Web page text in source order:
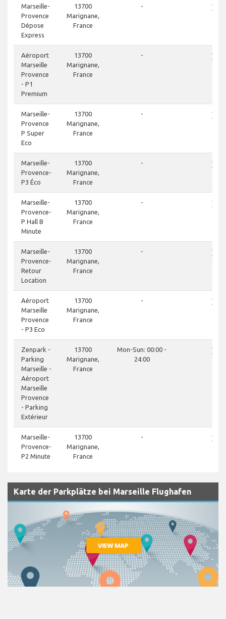
Marseille-
Provence
Dépose
Express
13700
Marignane,
France
- close
Aéroport
Marseille
Provence
- P1
Premium
13700
Marignane,
France
- close
Marseille-
Provence
P Super
Eco
13700
Marignane,
France
- close
Marseille-
Provence-
P3 Éco
13700
Marignane,
France
- close
Marseille-
Provence-
P Hall B
Minute
13700
Marignane,
France
- close
Marseille-
Provence-
Retour
Location
13700
Marignane,
France
- close
Aéroport
Marseille
Provence
- P3 Eco
13700
Marignane,
France
- close
Zenpark -
Parking
Marseille -
Aéroport
Marseille
Provence
- Parking
Extérieur
13700
Marignane,
France
Mon-Sun: 00:00 -
24:00
close
Marseille-
Provence-
P2 Minute
13700
Marignane,
France
- close
Karte der Parkplätze bei Marseille Flughafen